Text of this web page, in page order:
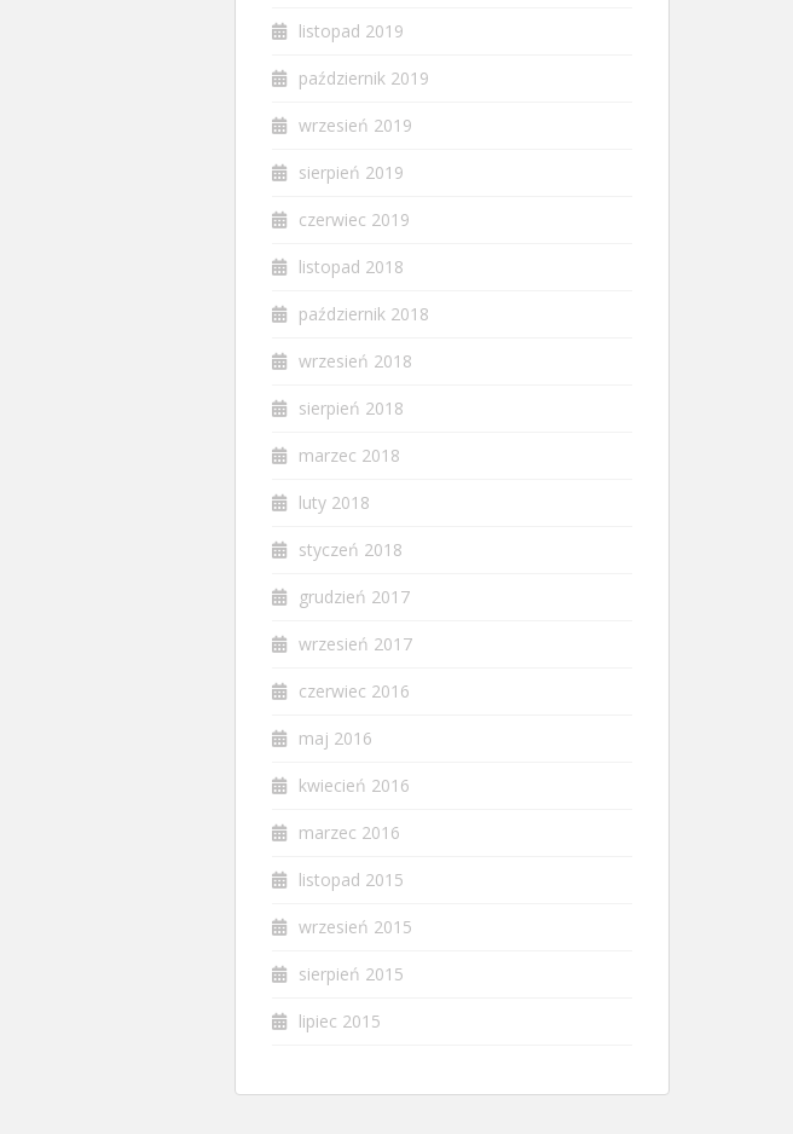
listopad 2019
październik 2019
wrzesień 2019
sierpień 2019
czerwiec 2019
listopad 2018
październik 2018
wrzesień 2018
sierpień 2018
marzec 2018
luty 2018
styczeń 2018
grudzień 2017
wrzesień 2017
czerwiec 2016
maj 2016
kwiecień 2016
marzec 2016
listopad 2015
wrzesień 2015
sierpień 2015
lipiec 2015